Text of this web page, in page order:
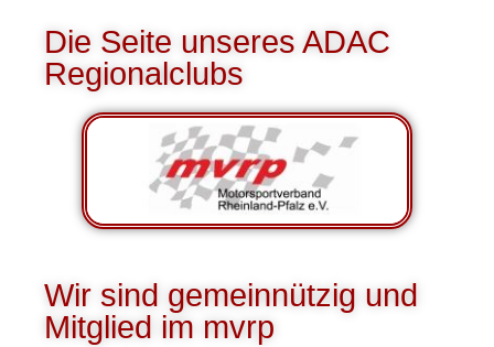
Die Seite unseres ADAC
Regionalclubs
Wir sind gemeinnützig und
Mitglied im mvrp